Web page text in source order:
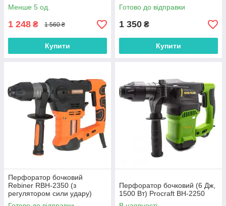
Менше 5 од.
1 248 ₴ 1 560 ₴
Купити
Готово до відправки
1 350 ₴
Купити
Перфоратор бочковий
Rebiner RBH-2350 (з
регулятором сили удару)
Перфоратор бочковий (6 Дж,
1500 Вт) Procraft BH-2250